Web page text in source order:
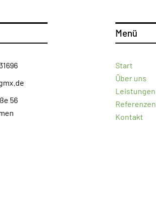
56
Menü
Start
Über uns
Leistungen
Referenzen
Kontakt